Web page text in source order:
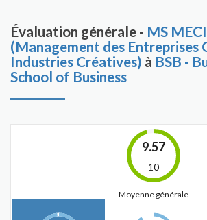
Évaluation générale - MS
(Management des Entreprises
Industries Créatives) à BSB -
School of Business
9.57
10
Moyenne générale